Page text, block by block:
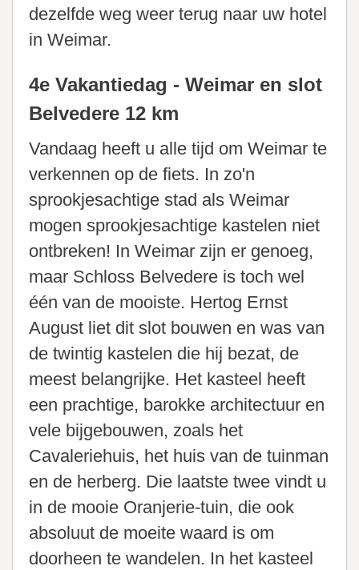
dezelfde weg weer terug naar uw hotel
in Weimar.
4e Vakantiedag - Weimar en slot
Belvedere 12 km
Vandaag heeft u alle tijd om Weimar te
verkennen op de fiets. In zo'n
sprookjesachtige stad als Weimar
mogen sprookjesachtige kastelen niet
ontbreken! In Weimar zijn er genoeg,
maar Schloss Belvedere is toch wel
één van de mooiste. Hertog Ernst
August liet dit slot bouwen en was van
de twintig kastelen die hij bezat, de
meest belangrijke. Het kasteel heeft
een prachtige, barokke architectuur en
vele bijgebouwen, zoals het
Cavaleriehuis, het huis van de tuinman
en de herberg. Die laatste twee vindt u
in de mooie Oranjerie-tuin, die ook
absoluut de moeite waard is om
doorheen te wandelen. In het kasteel